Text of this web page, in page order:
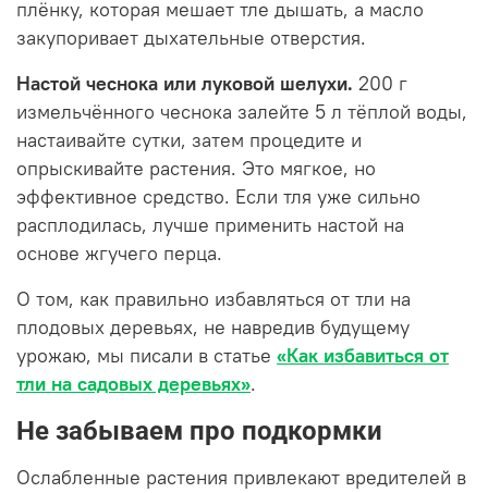
плёнку, которая мешает тле дышать, а масло
закупоривает дыхательные отверстия.
Настой чеснока или луковой шелухи. 200 г
измельчённого чеснока залейте 5 л тёплой воды,
настаивайте сутки, затем процедите и
опрыскивайте растения. Это мягкое, но
эффективное средство. Если тля уже сильно
расплодилась, лучше применить настой на
основе жгучего перца.
О том, как правильно избавляться от тли на
плодовых деревьях, не навредив будущему
урожаю, мы писали в статье «Как избавиться от
тли на садовых деревьях».
Не забываем про подкормки
Ослабленные растения привлекают вредителей в